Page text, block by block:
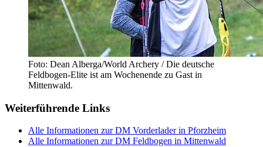
Foto: Dean Alberga/World Archery / Die deutsche
Feldbogen-Elite ist am Wochenende zu Gast in
Mittenwald.
Weiterführende Links
Alle Informationen zur DM Vorderlader in Pforzheim
Alle Informationen zur DM Feldbogen in Mittenwald